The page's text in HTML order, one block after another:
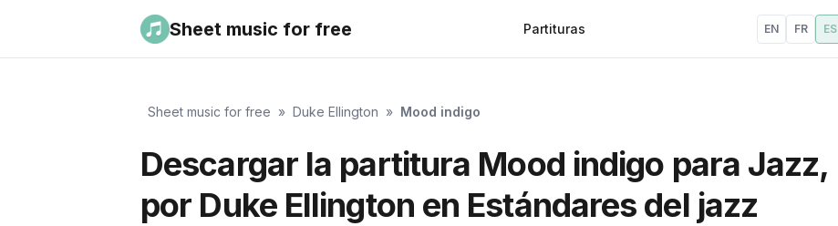
Sheet music for free Partituras EN FR ES
Sheet music for free » Duke Ellington » Mood indigo
Descargar la partitura Mood indigo para Jazz,
por Duke Ellington en Estándares del jazz